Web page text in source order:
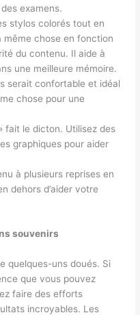
examens.
stylos colorés tout en
même chose en fonction
du contenu. Il aide à
une meilleure mémoire.
serait confortable et idéal
chose pour une
fait le dicton. Utilisez des
graphiques pour aider
à plusieurs reprises en
dehors d’aider votre
souvenirs
quelques-uns doués. Si
que vous pouvez
faire des efforts
incroyables. Les